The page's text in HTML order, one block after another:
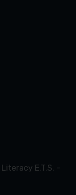
E.T.S. -